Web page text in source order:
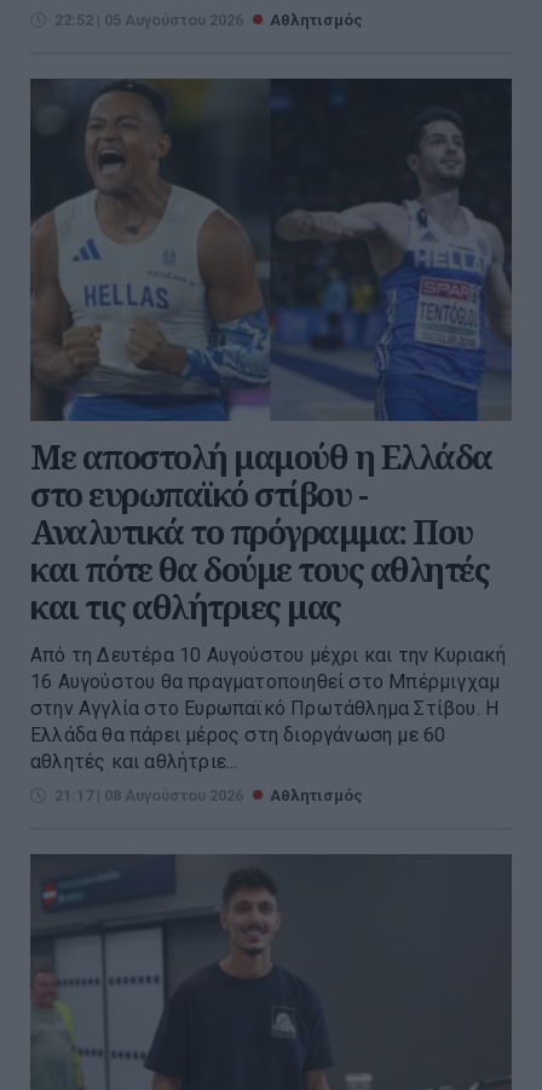
22:52 | 05 Αυγούστου 2026 Αθλητισμός
Με αποστολή μαμούθ η Ελλάδα
στο ευρωπαϊκό στίβου -
Αναλυτικά το πρόγραμμα: Που
και πότε θα δούμε τους αθλητές
και τις αθλήτριες μας
Από τη Δευτέρα 10 Αυγούστου μέχρι και την Κυριακή
16 Αυγούστου θα πραγματοποιηθεί στο Μπέρμιγχαμ
στην Αγγλία στο Ευρωπαϊκό Πρωτάθλημα Στίβου. Η
Ελλάδα θα πάρει μέρος στη διοργάνωση με 60
αθλητές και αθλήτριε...
21:17 | 08 Αυγούστου 2026 Αθλητισμός